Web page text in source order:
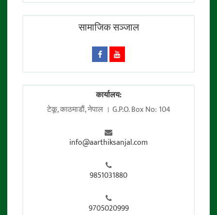
सामाजिक सञ्जाल
कार्यालय:
टेकू, काठमाडाैं, नेपाल । G.P.O. Box No: 104
info@aarthiksanjal.com
9851031880
9705020999